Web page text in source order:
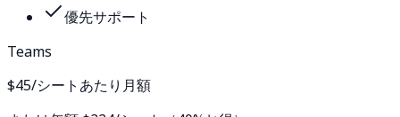
優先サポート
Teams
$45/シートあたり月額